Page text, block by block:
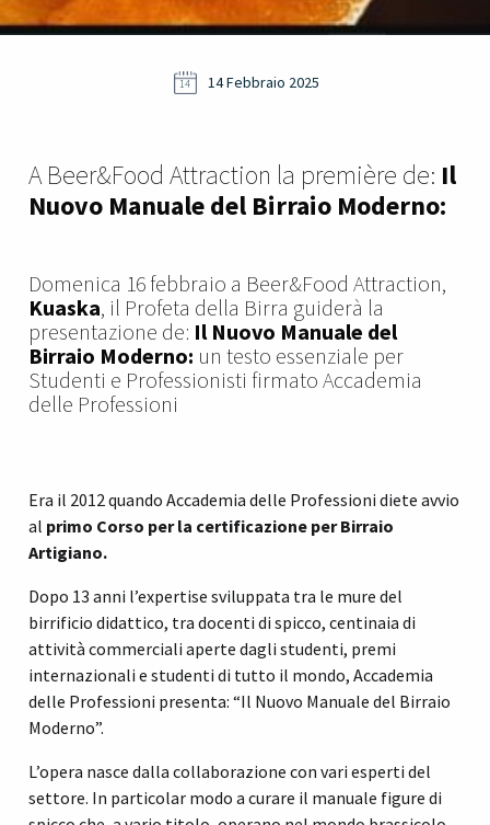
14 14 Febbraio 2025
A Beer&Food Attraction la première de: Il
Nuovo Manuale del Birraio Moderno:
Domenica 16 febbraio a Beer&Food Attraction,
Kuaska, il Profeta della Birra guiderà la
presentazione de: Il Nuovo Manuale del
Birraio Moderno: un testo essenziale per
Studenti e Professionisti firmato Accademia
delle Professioni
Era il 2012 quando Accademia delle Professioni diete avvio
al primo Corso per la certificazione per Birraio
Artigiano.
Dopo 13 anni l’expertise sviluppata tra le mure del
birrificio didattico, tra docenti di spicco, centinaia di
attività commerciali aperte dagli studenti, premi
internazionali e studenti di tutto il mondo, Accademia
delle Professioni presenta: “Il Nuovo Manuale del Birraio
Moderno”.
L’opera nasce dalla collaborazione con vari esperti del
settore. In particolar modo a curare il manuale figure di